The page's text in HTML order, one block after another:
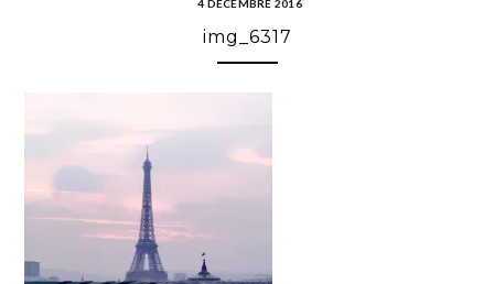
4 DÉCEMBRE 2016
img_6317